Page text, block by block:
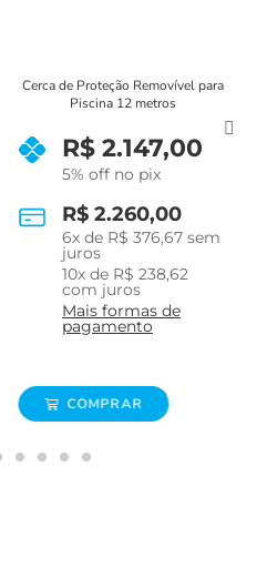
Cerca de Proteção Removível para
Piscina 12 metros
R$2.147,00
5% off no pix
R$2.260,00
6x de R$ 376,67sem
juros
10x de R$ 238,62
com juros
Mais formas de
pagamento
COMPRAR